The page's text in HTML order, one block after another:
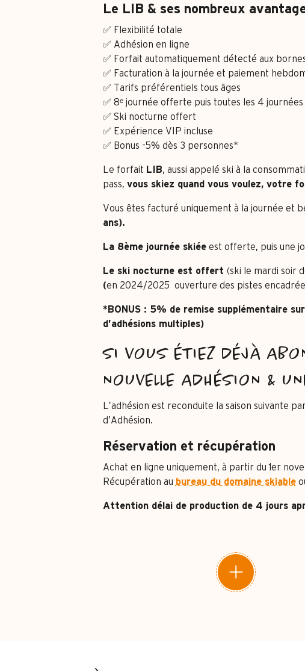
Le LIB & ses nombreux
✅ Flexibilité totale
✅ Adhésion en ligne
✅ Forfait automatiquement détecté aux
✅ Facturation à la journée et paiement
✅ Tarifs préférentiels tous âges
✅ 8ᵉ journée offerte puis toutes les 4 journées
✅ Ski nocturne offert
✅ Expérience VIP incluse
✅ Bonus -5% dès 3 personnes*
Le forfait LIB, aussi appelé ski à la
pass, vous skiez quand vous voulez, votre
Vous êtes facturé uniquement à la journée et
ans).
La 8ème journée skiéeest offerte, puis une
Le ski nocturne est offert (ski le mardi soir
(en 2024/2025 ouverture des pistes
*BONUS : 5% de remise supplémentaire
d’adhésions multiples)
SI VOUS ÉTIEZ DÉJÀ
NOUVELLE ADHÉSION &
L’adhésion est reconduite la saison suivante
d’Adhésion.
Réservation et récupération
Achat en ligne uniquement, à partir du 1er
Récupération au bureau du domaine skiable
Attention délai de production de 4 jours